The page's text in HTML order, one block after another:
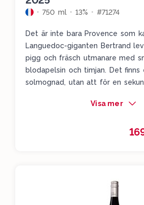
750 ml 13% #71274
Det är inte bara Provence som
Languedoc-giganten Bertrand
pigg och fräsch utmanare med
blodapelsin och timjan. Det finns
solmognad, utan att för en
som gillar unika flaskor är att
med glaskork gör det enkelt att
Visa mer